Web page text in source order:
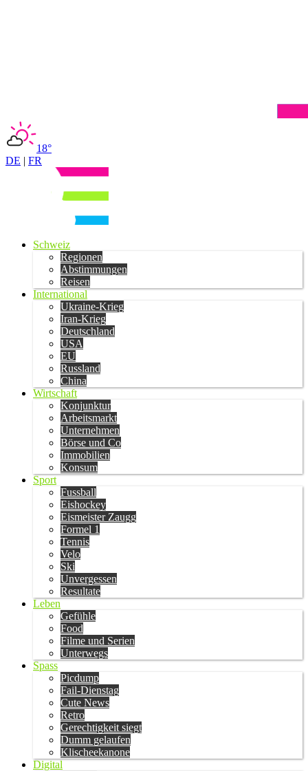
18°
DE | FR
Schweiz
Regionen
Abstimmungen
Reisen
International
Ukraine-Krieg
Iran-Krieg
Deutschland
USA
EU
Russland
China
Wirtschaft
Konjunktur
Arbeitsmarkt
Unternehmen
Börse und Co
Immobilien
Konsum
Sport
Fussball
Eishockey
Eismeister Zaugg
Formel 1
Tennis
Velo
Ski
Unvergessen
Resultate
Leben
Gefühle
Food
Filme und Serien
Unterwegs
Spass
Picdump
Fail-Dienstag
Cute News
Retro
Gerechtigkeit siegt
Dumm gelaufen
Klischeekanone
Digital